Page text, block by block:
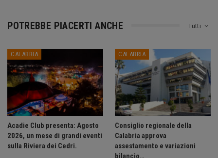
Tutti
POTREBBE PIACERTI ANCHE
CALABRIA
Acadie Club presenta: Agosto
2026, un mese di grandi eventi
sulla Riviera dei Cedri.
CALABRIA
Consiglio regionale della
Calabria approva
assestamento e variazioni
bilancio…